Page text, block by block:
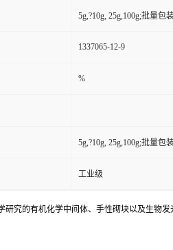
5g,?10g, 25g,100g;批量包
1337065-12-9
%
5g,?10g, 25g,100g;批量包
工业级
研究的有机化学中间体、手性砌块以及生物发